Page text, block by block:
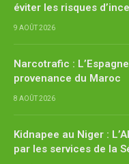
éviter les risques
9 AOÛT 2026
Narcotrafic :
provenance du Maroc
8 AOÛT 2026
Kidnapee au Niger :
par les services de la